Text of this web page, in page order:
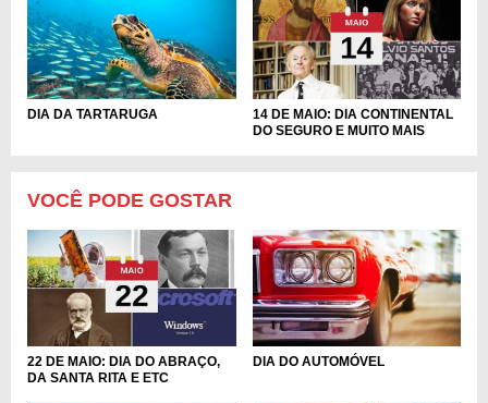
DIA DA TARTARUGA
14 DE MAIO: DIA CONTINENTAL
DO SEGURO E MUITO MAIS
VOCÊ PODE GOSTAR
22 DE MAIO: DIA DO ABRAÇO,
DA SANTA RITA E ETC
DIA DO AUTOMÓVEL